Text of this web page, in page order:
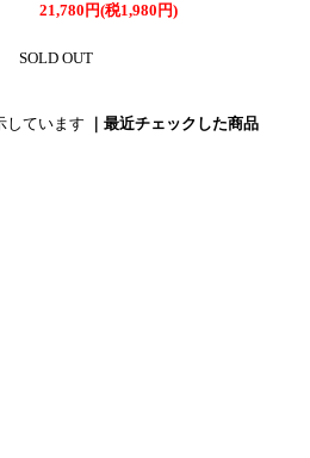
21,780円(税1,980円)
SOLD OUT
しています ｜最近チェックした商品